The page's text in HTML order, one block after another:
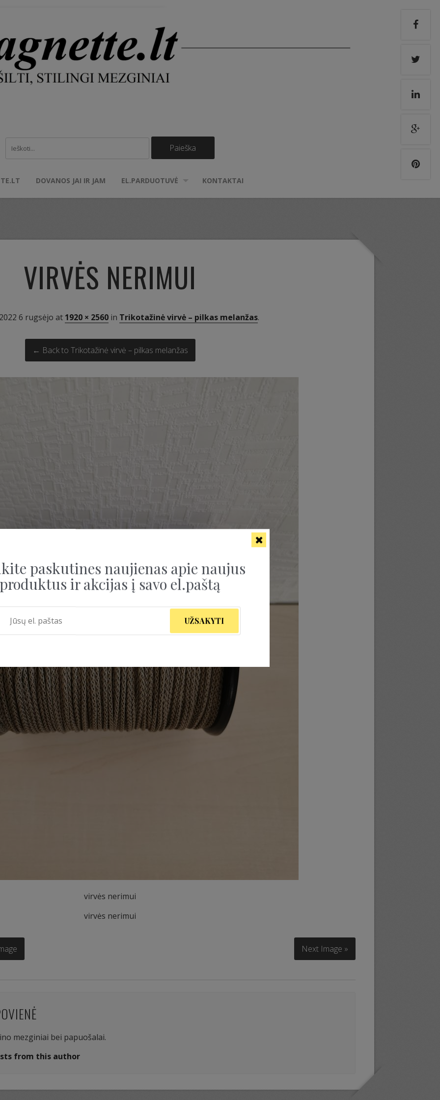
DOVANOS JAI IR JAM EL.PARDUOTUVĖ KONTAKTAI
VIRVĖS NERIMUI
6 rugsėjo at 1920 × 2560 in Trikotažinė virvė – pilkas melanžas.
← Back to Trikotažinė virvė – pilkas melanžas
virvės nerimui
virvės nerimui
Next Image »
mezginiai bei papuošalai.
from this author
paskutines naujienas apie naujus
produktus ir akcijas į savo el.paštą
UŽSAKYTI